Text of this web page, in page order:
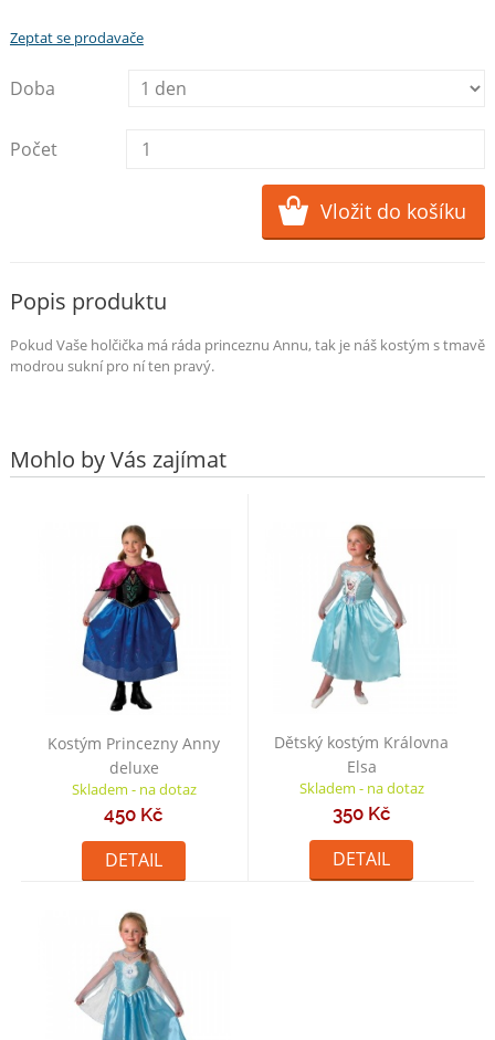
Zeptat se prodavače
Doba
Počet
Popis produktu
Pokud Vaše holčička má ráda princeznu Annu, tak je náš kostým s tmavě
modrou sukní pro ní ten pravý.
Mohlo by Vás zajímat
Kostým Princezny Anny
deluxe
Skladem - na dotaz
450 Kč
DETAIL
Dětský kostým Královna
Elsa
Skladem - na dotaz
350 Kč
DETAIL